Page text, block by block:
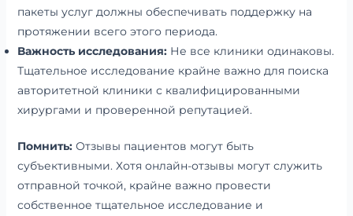
пакеты услуг должны обеспечивать поддержку на
протяжении всего этого периода.
Важность исследования:Не все клиники одинаковы.
Тщательное исследование крайне важно для поиска
авторитетной клиники с квалифицированными
хирургами и проверенной репутацией.
Помнить:Отзывы пациентов могут быть
субъективными. Хотя онлайн-отзывы могут служить
отправной точкой, крайне важно провести
собственное тщательное исследование и